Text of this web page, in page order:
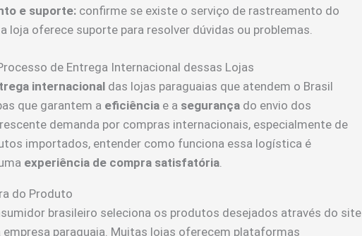
e suporte: confirme se existe o serviço de rastreamento do
loja oferece suporte para resolver dúvidas ou problemas.
de Entrega Internacional dessas Lojas
internacional das lojas paraguaias que atendem o Brasil
que garantem a eficiência e a segurança do envio dos
demanda por compras internacionais, especialmente de
importados, entender como funciona essa logística é
experiência de compra satisfatória
do Produto
brasileiro seleciona os produtos desejados através do site
paraguaia. Muitas lojas oferecem plataformas